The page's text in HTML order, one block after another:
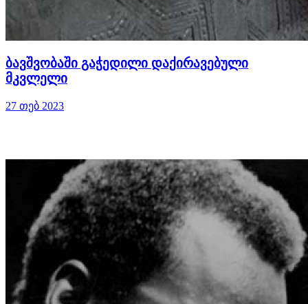
ბავშვობაში გაჭედილი დაქირავებული
მკვლელი
27 თებ 2023